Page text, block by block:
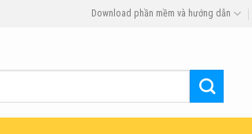
Download phần mềm và hướng dẫn